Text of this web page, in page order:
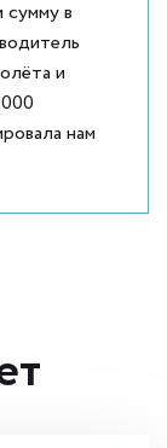
в
и
нам